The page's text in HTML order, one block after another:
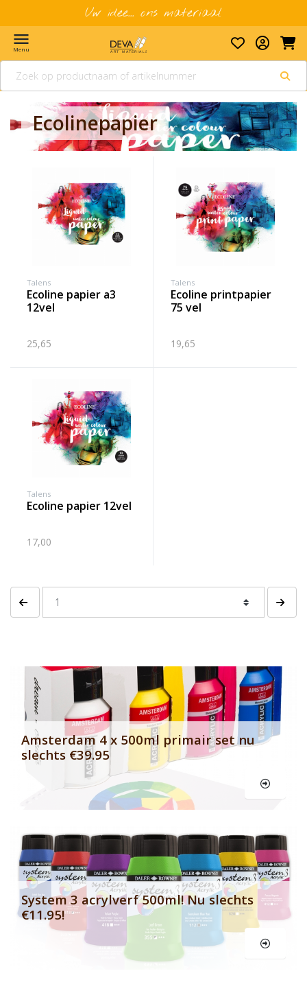
Uw idee... ons materiaal
menu
Menu
Ecolinepapier
Talens
ecoline papier a3
12vel
25,65
Talens
ecoline printpapier
75 vel
19,65
Talens
ecoline papier 12vel
17,00
Vorige pagina
Banner row 2
Amsterdam 4 x 500ml primair set nu
slechts €39.95
System 3 acrylverf 500ml! Nu slechts
€11.95!